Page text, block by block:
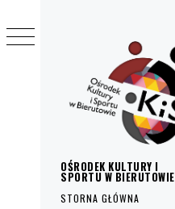
OŚRODEK KULTURY I
SPORTU W BIERUTOWIE
STORNA GŁÓWNA